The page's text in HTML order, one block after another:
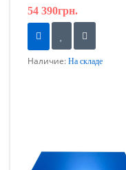
54 390грн.
Наличие: На складе